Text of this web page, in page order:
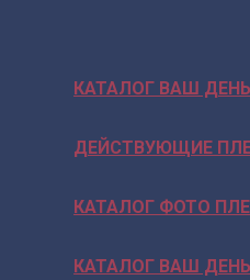
КАТАЛОГ ВАШ ДЕНЬ
ДЕЙСТВУЮЩИЕ
КАТАЛОГ ФОТО
КАТАЛОГ ВАШ ДЕНЬ